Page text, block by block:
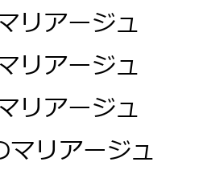
リアージュ
リアージュ
リアージュ
リアージュ